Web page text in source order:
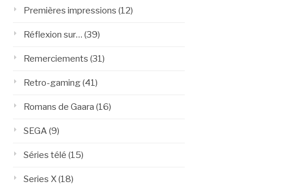
Premières impressions (12)
Réflexion sur… (39)
Remerciements (31)
Retro-gaming(41)
Romans de Gaara (16)
SEGA (9)
Séries télé (15)
Series X(18)